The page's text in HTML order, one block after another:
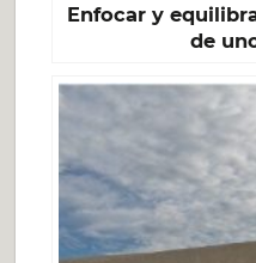
Enfocar y
de